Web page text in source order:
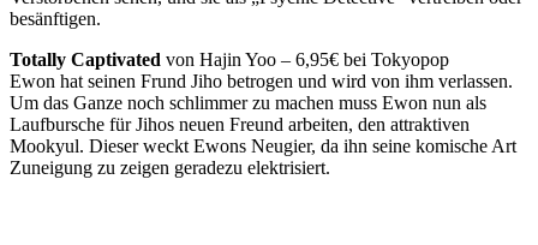
besänftigen.
Totally Captivated von Hajin Yoo – 6,95€ bei Tokyopop
Ewon hat seinen Frund Jiho betrogen und wird von ihm verlassen.
Um das Ganze noch schlimmer zu machen muss Ewon nun als
Laufbursche für Jihos neuen Freund arbeiten, den attraktiven
Mookyul. Dieser weckt Ewons Neugier, da ihn seine komische Art
Zuneigung zu zeigen geradezu elektrisiert.